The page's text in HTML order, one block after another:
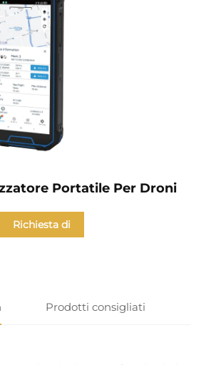
Portatile Per Droni
Richiesta di
Prodotti consigliati